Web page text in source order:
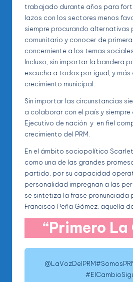
trabajado durante años para
lazos con los sectores menos
siempre procurando alternativas
comunitario y conocer de
concerniente a los temas
Incluso, sin importar la bandera
escucha a todos por igual, y
crecimiento municipal.
Sin importar las circunstancias
a colaborar con el país y
Ejecutivo de nación y en fiel
crecimiento del PRM.
En el ámbito sociopolítico
como una de las grandes
partido, por su capacidad
personalidad impregnan a las
se sintetiza la frase pronunciada
Francisco Peña Gómez, aquella
“Primero La